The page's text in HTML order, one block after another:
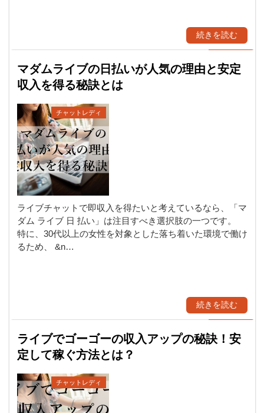
続きを読む
マダムライブの日払いが人気の理由と安定
収入を得る秘訣とは
チャットレディ
ライブチャットで即収入を得たいと考えているなら、「マ
ダム ライブ 日 払い」は注目すべき選択肢の一つです。
特に、30代以上の女性を対象とした落ち着いた環境で働け
るため、 &n…
続きを読む
ライブでゴーゴーの収入アップの秘訣！安
定して稼ぐ方法とは？
チャットレディ